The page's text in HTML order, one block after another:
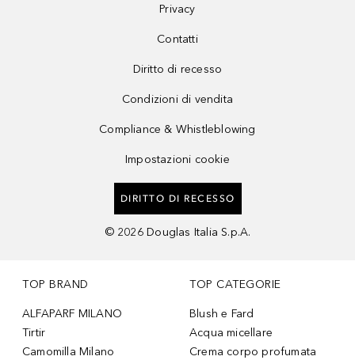
Privacy
Contatti
Diritto di recesso
Condizioni di vendita
Compliance & Whistleblowing
Impostazioni cookie
DIRITTO DI RECESSO
© 2026 Douglas Italia S.p.A.
TOP BRAND
ALFAPARF MILANO
Tirtir
Camomilla Milano
TOP CATEGORIE
Blush e Fard
Acqua micellare
Crema corpo profumata